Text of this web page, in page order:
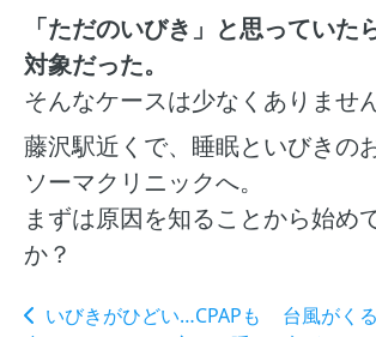
「ただのいびき」と思っていた
対象だった。
そんなケースは少なくありません
藤沢駅近くで、睡眠といびきの
ソーマクリニックへ。
まずは原因を知ることから始め
か？
いびきがひどい…CPAPも
台風がく